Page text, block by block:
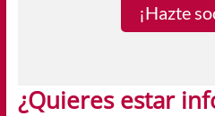
¡Hazte
¿Quieres estar